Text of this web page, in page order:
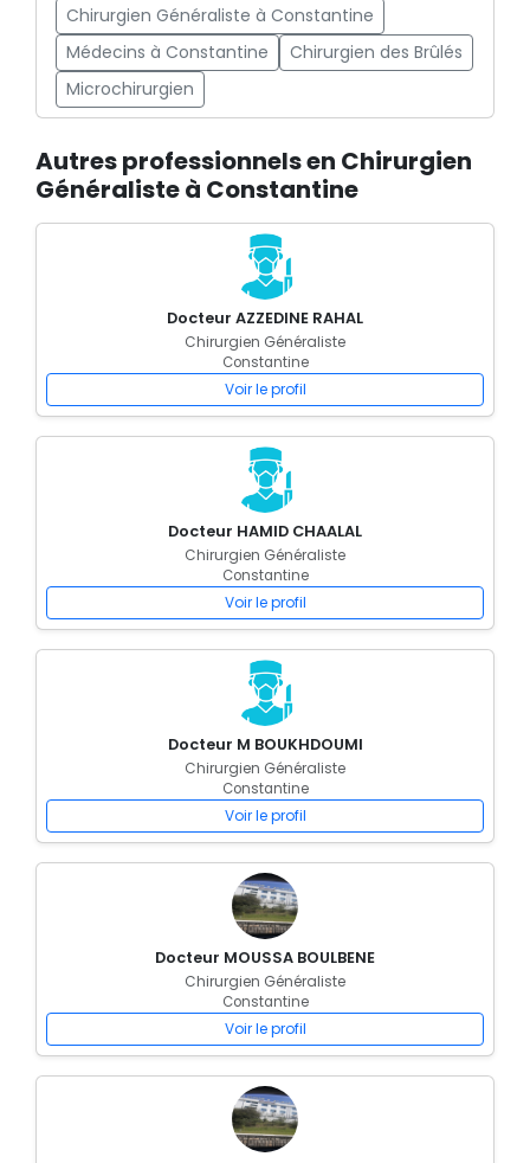
Chirurgien Généraliste à Constantine
Médecins à Constantine
Chirurgien des Brûlés
Microchirurgien
Autres professionnels en Chirurgien
Généraliste à Constantine
Docteur AZZEDINE RAHAL
Chirurgien Généraliste
Constantine
Voir le profil
Docteur HAMID CHAALAL
Chirurgien Généraliste
Constantine
Voir le profil
Docteur M BOUKHDOUMI
Chirurgien Généraliste
Constantine
Voir le profil
Docteur MOUSSA BOULBENE
Chirurgien Généraliste
Constantine
Voir le profil